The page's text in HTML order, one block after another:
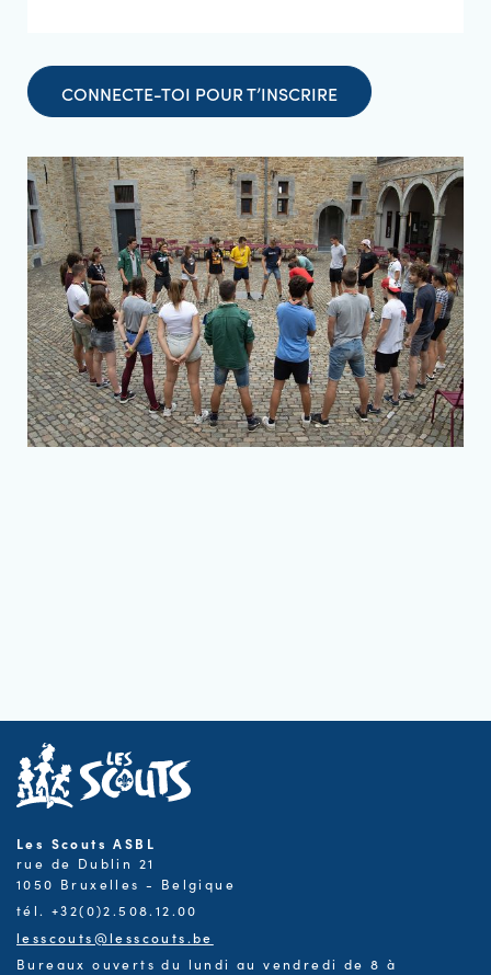
CONNECTE-TOI POUR T’INSCRIRE
Les Scouts ASBL
rue de Dublin 21
1050 Bruxelles - Belgique
tél. +32(0)2.508.12.00
lesscouts@lesscouts.be
Bureaux ouverts du lundi au vendredi de 8 à